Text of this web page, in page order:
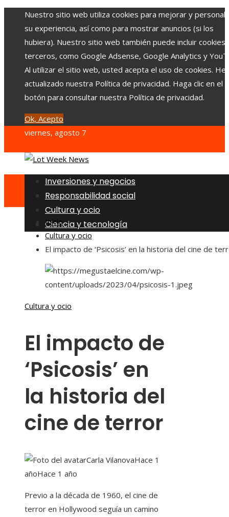
Nuestro sitio web utiliza cookies para mejorar y
su experiencia, así como para mostrar anuncios (si los
hubiera). Nuestro sitio web también puede incluir cookies
terceros, como Google Adsense, Google Analytics y
Al utilizar el sitio web, usted acepta el uso de cookies.
actualizado nuestra Política de privacidad. Haga clic en el
botón para consultar nuestra Política de privacidad.
Ok, Acepto
viernes, agosto 7
Inversiones y negocios
Responsabilidad social
Cultura y ocio
Ciencia y tecnología
Inicio
Cultura y ocio
El impacto de ‘Psicosis’ en la historia del cine de
Cultura y ocio
El impacto de
‘Psicosis’ en
la historia del
cine de terror
Carla VilanovaHace 1
añoHace 1 año
Previo a la década de 1960, el cine de
terror en Hollywood seguía un camino